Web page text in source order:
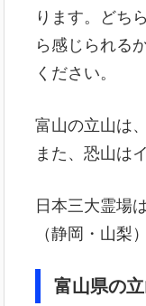
ります。どち
ら感じられる
ください。
富山の立山は
また、恐山は
日本三大霊場
（静岡・山梨
富山県の